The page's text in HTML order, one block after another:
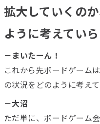
拡大していくの
ように考えてい
－まいたーん！
これから先ボードゲーム
の状況をどのように考え
－大沼
ただ単に、ボードゲーム